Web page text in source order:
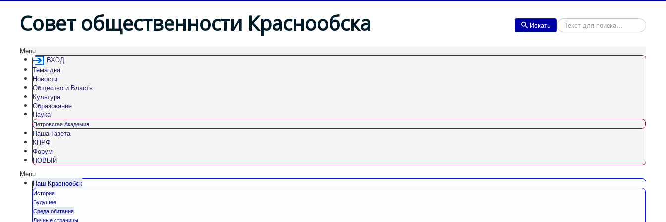
Совет общественности Краснообска Искать Искать
Menu
ВХОД
Тема дня
Новости
Общество и Власть
Культура
Образование
Наука
Петровская Академия
Наша Газета
КПРФ
Форум
НОВЫЙ
Menu
Наш Краснообск
История
Будущее
Среда обитания
Личные страницы